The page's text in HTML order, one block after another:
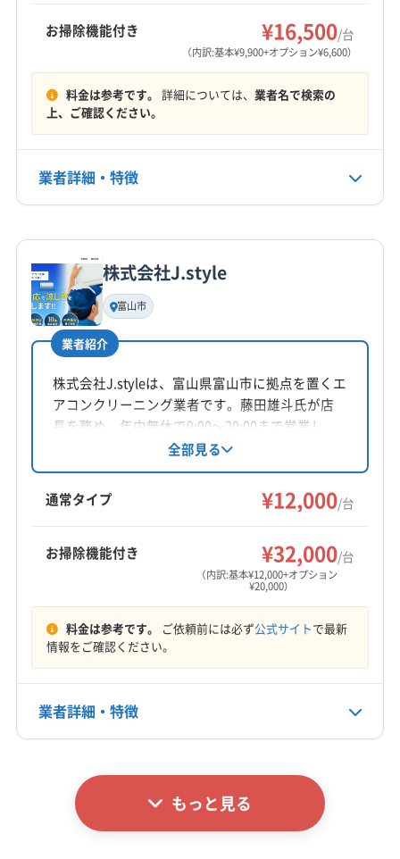
8:00〜17:00
定休日
電話番号
公式HP
公式サイトを見る
お掃除機能付き ¥16,500/台
（内訳:基本¥9,900+オプション¥6,600）
料金は参考です。 詳細については、 業者名で検索の
上、ご確認ください。
業者詳細・特徴
基本情報
代表者名
川村正実
所在地
富山県富山市
対応地域
高岡市 黒部市
砺波市
南砺市 氷見市 富山市
中新川郡舟橋村
中新川郡上市町
定休日
なし
非公開
公式サイトなし
株式会社J.style
富山市
業者紹介
株式会社J.styleは、富山県富山市に拠点を置くエ
アコンクリーニング業者です。藤田雄斗氏が店
長を務め、年中無休で9:00〜20:00まで営業し、
土日祝も対応。基本料金12000円からで、複数台
割引やオプションで室外機洗浄も可能です。丁
寧な作業を心がけ、地域密着型で迅速に対応し
ています。
全部見る
通常タイプ ¥12,000/台
お掃除機能付き ¥32,000/台
（内訳:基本¥12,000+オプション
¥20,000）
料金は参考です。 ご依頼前には必ず公式サイトで最新
情報をご確認ください。
業者詳細・特徴
基本情報
代表者名
もっと見る